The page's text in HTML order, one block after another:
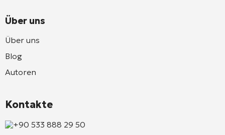
Über uns
Über uns
Blog
Autoren
Kontakte
+90 533 888 29 50